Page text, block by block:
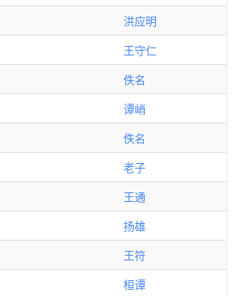
洪应明
王守仁
佚名
谭峭
佚名
老子
王通
扬雄
王符
桓谭